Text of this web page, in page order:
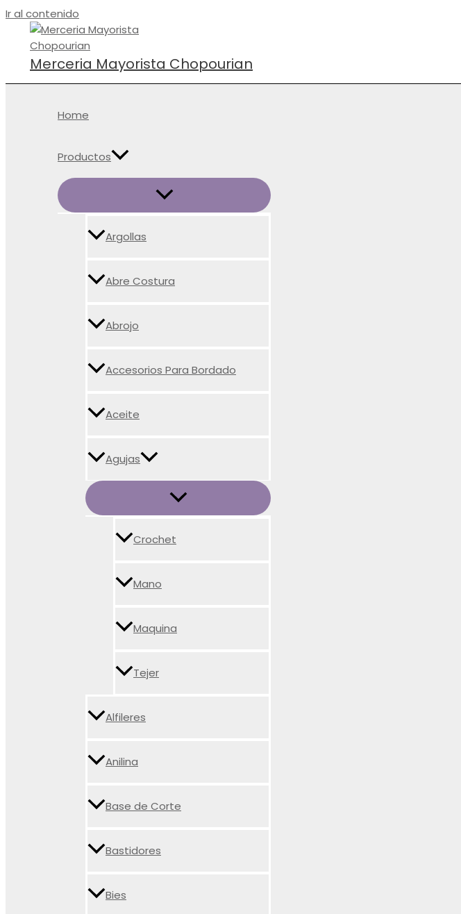
Ir al contenido
Merceria Mayorista Chopourian
Home
Productos
Argollas
Abre Costura
Abrojo
Accesorios Para Bordado
Aceite
Agujas
Crochet
Mano
Maquina
Tejer
Alfileres
Anilina
Base de Corte
Bastidores
Bies